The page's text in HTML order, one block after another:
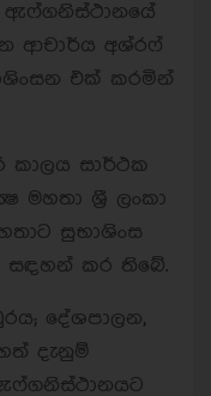
ඇෆ්ගනිස්ථානයේ
ආචාර්ය අශ්රෆ්
එක් කරමින්
කාලය සාර්ථක
මහතා ශ‍්‍රී ලංකා
සුභාශිංස
සඳහන් කර තිබේ.
දේශපාලන,
දැනුම්